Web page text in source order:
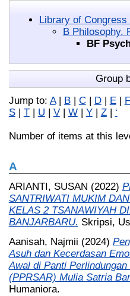
Library of
B Philosophy.
BF
Group
Jump to: A| B| C| D| E| F
S| T| U | V| W| Y| Z| ‘
Number of items at this
A
ARIANTI, SUSAN (2022)
SANTRIWATI MUKIM
KELAS 2 TSANAWIYAH
BANJARBARU. Skripsi,
Aanisah, Najmii (2024)
Asuh dan Kecerdasan
Awal di Panti
(PPRSAR) Mulia Satria
Humaniora.